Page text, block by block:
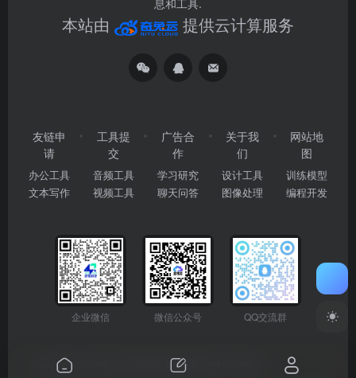
息和工具.
本站由 提供云计算服务
友链申
请
办公工具
文本写作
工具提
交
音频工具
视频工具
广告合
作
学习研究
聊天问答
关于我
们
设计工具
图像处理
网站地
图
训练模型
编程开发
企业微信 微信公众号 QQ交流群
Copyright © 2026 粤ICP备2024177666号